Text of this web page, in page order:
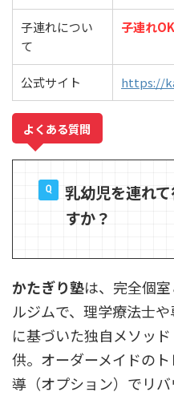
子連れについ
て
子連れOK
公式サイト https://
よくある質問
乳幼児を連れ
すか？
かたぎり塾は、完全個
ルジムで、理学療法士
に基づいた独自メソッ
供。オーダーメイドの
導（オプション）でリ